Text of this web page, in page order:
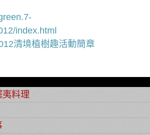
index.html
清境植樹趣活動簡章
料理